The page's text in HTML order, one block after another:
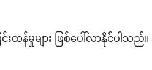
န်မှုများ ဖြစ်ပေါ်လာနိုင်ပါသည်။